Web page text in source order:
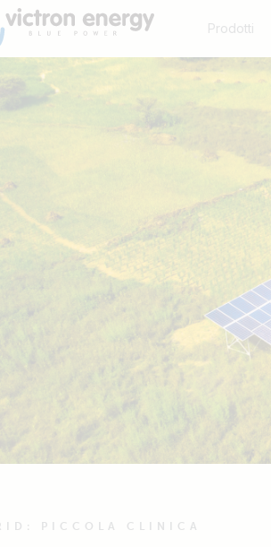
Prodotti
PICCOLA CLINICA